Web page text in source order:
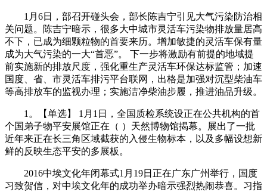
1月6日，部召开碰头会，部长陈吉宁引见大气污染防治相
关问题。陈吉宁暗示，很多大中城市灵活车污染物排放量居高
不下，已成为细颗粒物的首要来历。增加敏捷的灵活车保有量
成为大气污染的一大“首恶”。 下一步将激励有前提的地域提
前实施新的排放尺度，强化重生产灵活车环保达标监管；加速
国度、省、市灵活车排污平台联网，出格是加强对沉型柴油车
等高排放车的监视办理；实施洁净柴油步履，推进油品升级。
1。【单选】 1月1日，全国质检系统设正在公共机构的首
个国弟子物平安展馆正在（ ）天然博物馆揭幕。展出了一批
近年来正在长三角区域截获的入侵生物标本，以及多幅设想新
鲜的反映生态平安的多展板。
2016中埃文化年闭幕式1月19日正在广东广州举行，国度
习致贺信，对中埃文化年的成功举办暗示强烈热闹恭喜。习指